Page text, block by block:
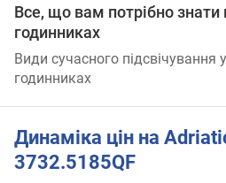
Все, що вам потрібно знати
годинниках
Види сучасного підсвічування
годинниках
Динаміка цін на
3732.5185QF